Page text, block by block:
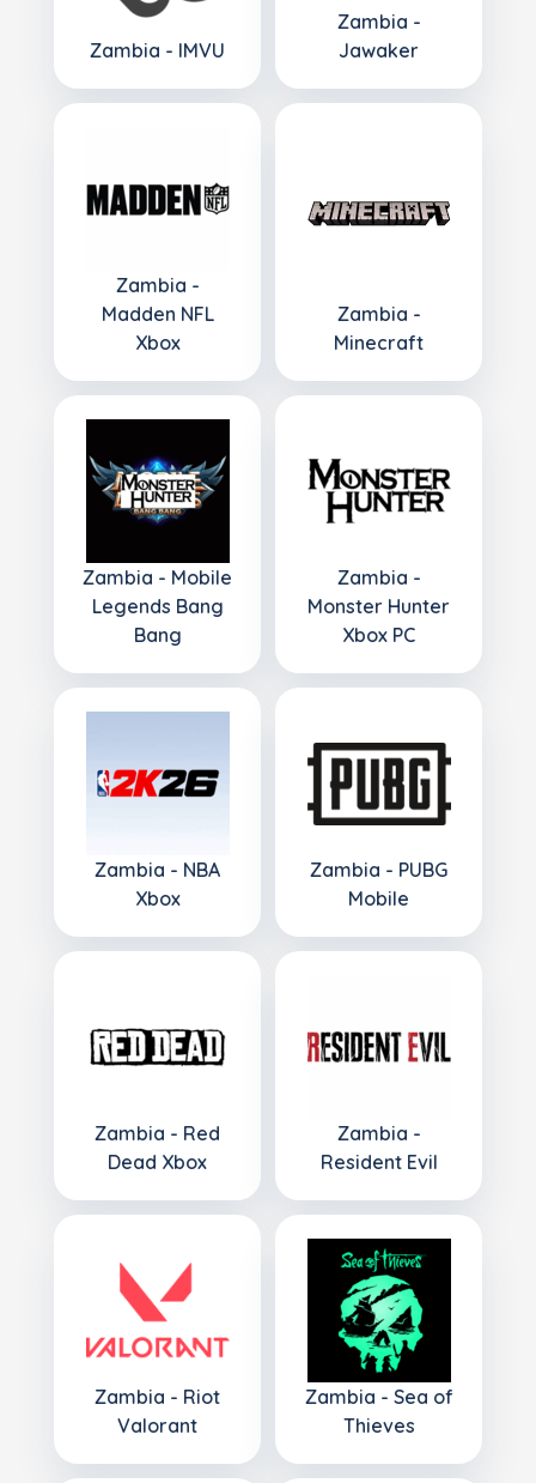
Zambia - IMVU
Zambia -
Jawaker
Zambia -
Madden NFL
Xbox
Zambia -
Minecraft
Zambia - Mobile
Legends Bang
Bang
Zambia -
Monster Hunter
Xbox PC
Zambia - NBA
Xbox
Zambia - PUBG
Mobile
Zambia - Red
Dead Xbox
Zambia -
Resident Evil
Zambia - Riot
Valorant
Zambia - Sea of
Thieves